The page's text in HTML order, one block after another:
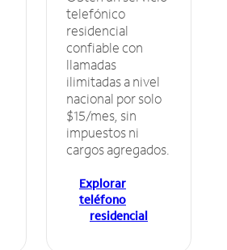
telefónico
residencial
confiable con
llamadas
ilimitadas a nivel
nacional por solo
$15/mes, sin
impuestos ni
cargos agregados.
Explorar
teléfono
residencial